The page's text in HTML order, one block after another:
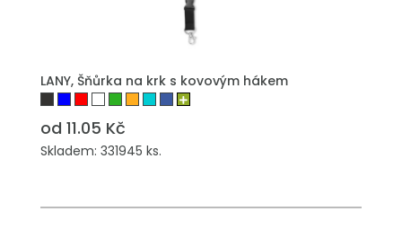
LANY, Šňůrka na krk s kovovým hákem
od 11.05 Kč
Skladem: 331945 ks.